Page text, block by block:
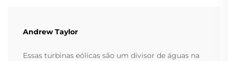
Andrew Taylor
Essas turbinas eólicas são um divisor de águas na